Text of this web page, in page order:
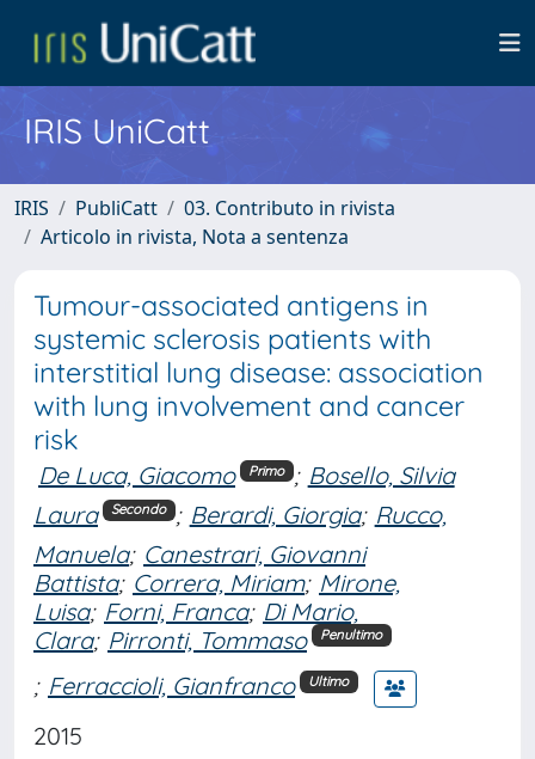
IRIS UniCatt
IRIS PubliCatt
03. Contributo in rivista
Articolo in rivista, Nota a sentenza
Tumour-associated antigens in
systemic sclerosis patients with
interstitial lung disease: association
with lung involvement and cancer
risk
De Luca, Giacomo Primo ; Bosello, Silvia
Laura
Secondo ; Berardi, Giorgia; Rucco,
Manuela; Canestrari, Giovanni
Battista; Correra, Miriam; Mirone,
Luisa; Forni, Franca; Di Mario,
Clara; Pirronti, Tommaso Penultimo
; Ferraccioli, Gianfranco Ultimo
2015